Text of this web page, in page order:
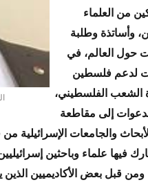
من العلماء
وأساتذة وطلبة
حول العالم، في
لدعم فلسطين
الشعب الفلسطيني،
إلى مقاطعة
والجامعات الإسرائيلية
فيها علماء وباحثين
ومن قبل بعض الأكاديميين